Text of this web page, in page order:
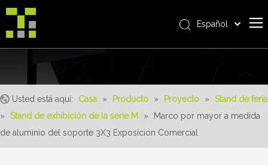
Sobre nosotros
Producto
Servicio
Español
Usted está aquí: Casa » Producto » Proyecto » Stand de feria
» Stand de exhibición de la serie M »
Marco por mayor a medida
de aluminio del soporte 3X3 Exposición Comercial